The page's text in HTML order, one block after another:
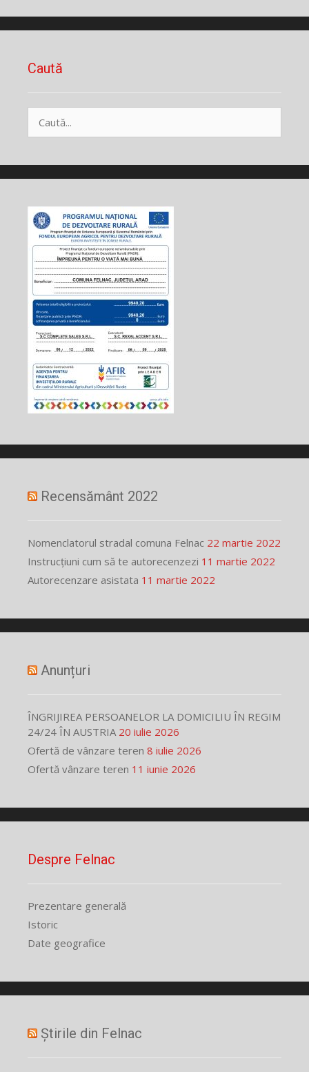
Caută
după:
Recensământ 2022
Nomenclatorul stradal comuna Felnac 22 martie 2022
Instrucțiuni cum să te autorecenzezi 11 martie 2022
Autorecenzare asistata 11 martie 2022
Anunțuri
ÎNGRIJIREA PERSOANELOR LA DOMICILIU ÎN REGIM
24/24 ÎN AUSTRIA 20 iulie 2026
Ofertă de vânzare teren 8 iulie 2026
Ofertă vânzare teren 11 iunie 2026
Despre Felnac
Prezentare generală
Istoric
Date geografice
Știrile din Felnac